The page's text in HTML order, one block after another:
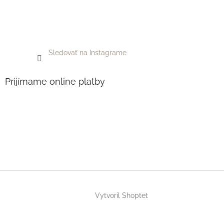
Sledovať na Instagrame
Prijímame online platby
Vytvoril Shoptet